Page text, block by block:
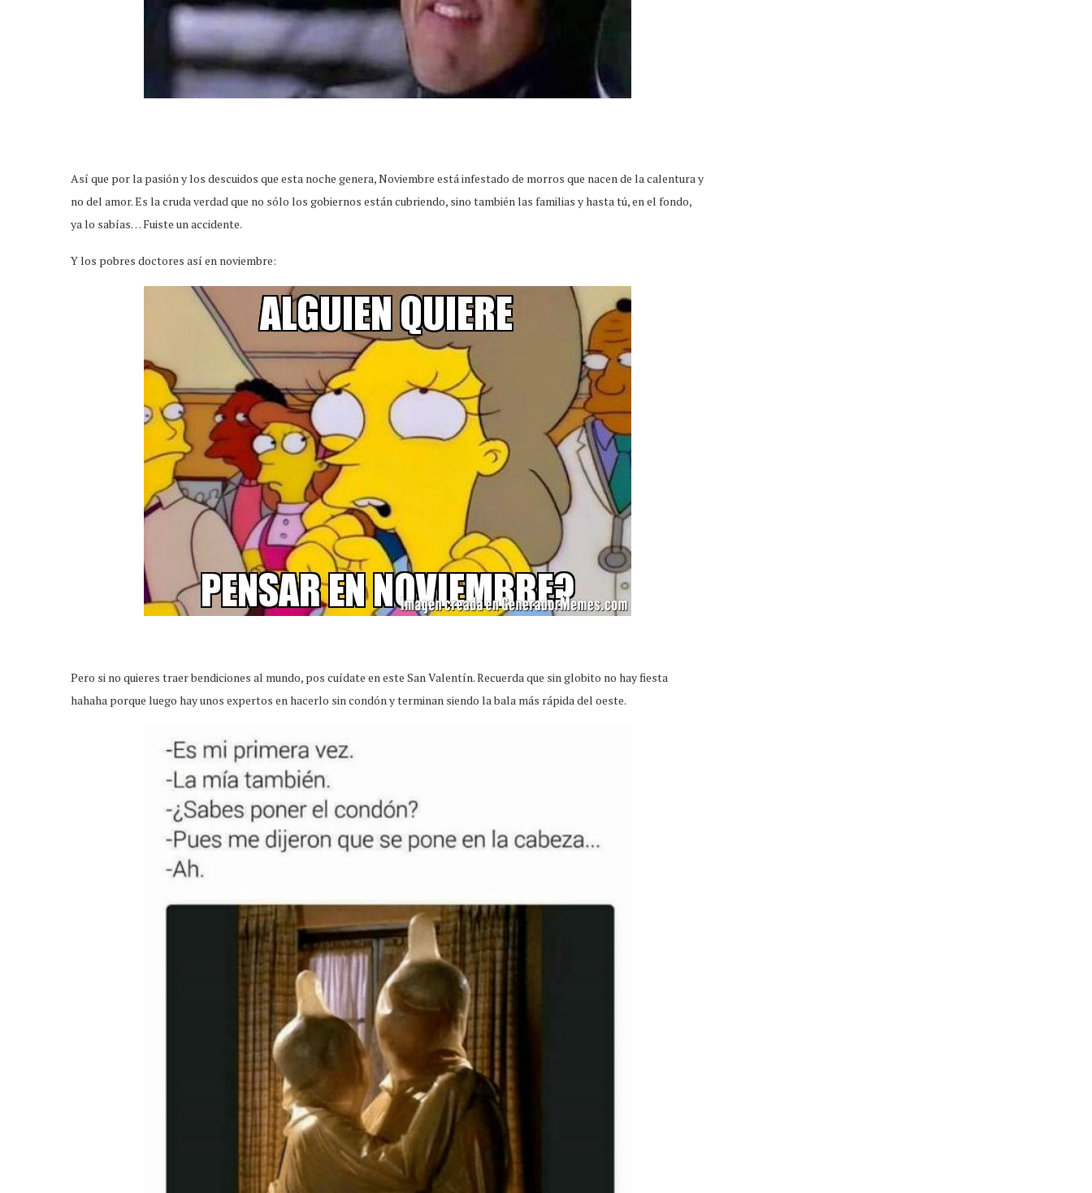
Así que por la pasión y los descuidos que esta noche genera, Noviembre está infestado de morros que nacen de la calentura y
no del amor. Es la cruda verdad que no sólo los gobiernos están cubriendo, sino también las familias y hasta tú, en el fondo,
ya lo sabías… Fuiste un accidente.
Y los pobres doctores así en noviembre:
Pero si no quieres traer bendiciones al mundo, pos cuídate en este San Valentín. Recuerda que sin globito no hay fiesta
hahaha porque luego hay unos expertos en hacerlo sin condón y terminan siendo la bala más rápida del oeste.